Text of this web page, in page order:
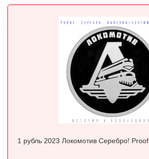
1 рубль 2023 Локомотив Серебро! Proof